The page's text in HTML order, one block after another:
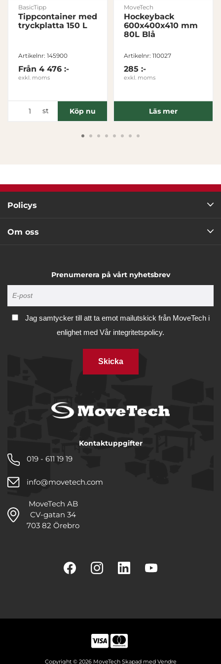
Tillåt alla
Tillåt urval
BasicTipp
Tippcontainer med
tryckplatta 150 L
Artikelnr: 145900
Från 4 476 :-
exkl. moms
st Köp nu
MoveTech
Hockeyback
600x400x410 mm
80L Blå
Artikelnr: 110027
285 :-
exkl. moms
Läs mer
Policys
Om oss
Prenumerera på vårt nyhetsbrev
Jag samtycker till att ta emot mailutskick från MoveTech i
enlighet med Vår integritetspolicy.
Skicka
Kontaktuppgifter
019 - 611 19 19
info@movetech.com
MoveTech AB
CV-gatan 34
703 82 Örebro
Copyright © 2026 MoveTech Skapad med Vendre